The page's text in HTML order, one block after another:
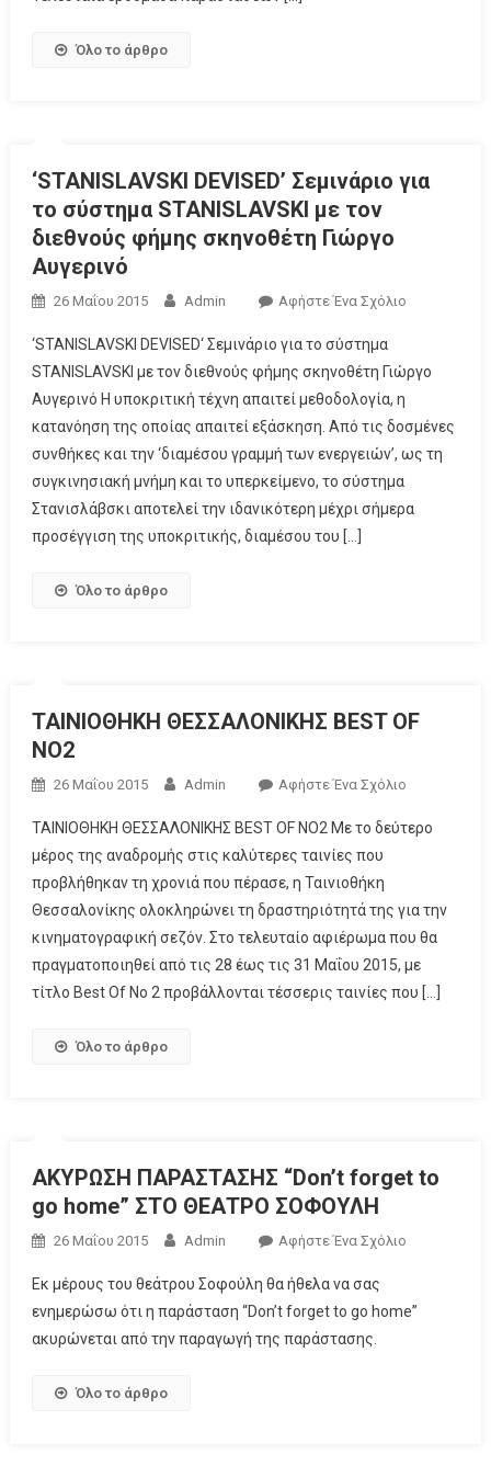
Όλο το άρθρο
‘STANISLAVSKI DEVISED’ Σεμινάριο για
το σύστημα STANISLAVSKI με τον
διεθνούς φήμης σκηνοθέτη Γιώργο
Αυγερινό
26 Μαΐου 2015 Admin Αφήστε Ένα Σχόλιο
‘STANISLAVSKI DEVISED‘ Σεμινάριο για το σύστημα
STANISLAVSKI με τον διεθνούς φήμης σκηνοθέτη Γιώργο
Αυγερινό Η υποκριτική τέχνη απαιτεί μεθοδολογία, η
κατανόηση της οποίας απαιτεί εξάσκηση. Από τις δοσμένες
συνθήκες και την ‘διαμέσου γραμμή των ενεργειών’, ως τη
συγκινησιακή μνήμη και το υπερκείμενο, το σύστημα
Στανισλάβσκι αποτελεί την ιδανικότερη μέχρι σήμερα
προσέγγιση της υποκριτικής, διαμέσου του […]
Όλο το άρθρο
ΤΑΙΝΙΟΘΗΚΗ ΘΕΣΣΑΛΟΝΙΚΗΣ BEST OF
ΝΟ2
26 Μαΐου 2015 Admin Αφήστε Ένα Σχόλιο
ΤΑΙΝΙΟΘΗΚΗ ΘΕΣΣΑΛΟΝΙΚΗΣ BEST OF ΝΟ2 Με το δεύτερο
μέρος της αναδρομής στις καλύτερες ταινίες που
προβλήθηκαν τη χρονιά που πέρασε, η Ταινιοθήκη
Θεσσαλονίκης ολοκληρώνει τη δραστηριότητά της για την
κινηματογραφική σεζόν. Στο τελευταίο αφιέρωμα που θα
πραγματοποιηθεί από τις 28 έως τις 31 Μαΐου 2015, με
τίτλο Best Of Νο 2 προβάλλονται τέσσερις ταινίες που […]
Όλο το άρθρο
ΑΚΥΡΩΣΗ ΠΑΡΑΣΤΑΣΗΣ “Don’t forget to
go home” ΣΤΟ ΘΕΑΤΡΟ ΣΟΦΟΥΛΗ
26 Μαΐου 2015 Admin Αφήστε Ένα Σχόλιο
Εκ μέρους του θεάτρου Σοφούλη θα ήθελα να σας
ενημερώσω ότι η παράσταση “Don’t forget to go home”
ακυρώνεται από την παραγωγή της παράστασης.
Όλο το άρθρο